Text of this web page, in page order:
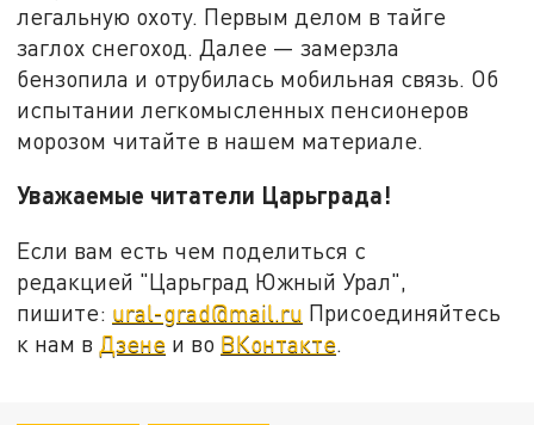
легальную охоту. Первым делом в тайге
заглох снегоход. Далее — замерзла
бензопила и отрубилась мобильная связь. Об
испытании легкомысленных пенсионеров
морозом читайте в нашем материале.
Уважаемые читатели Царьграда!
Если вам есть чем поделиться с
редакцией "Царьград Южный Урал",
пишите: ural-grad@mail.ru Присоединяйтесь
к нам в Дзене и во ВКонтакте.